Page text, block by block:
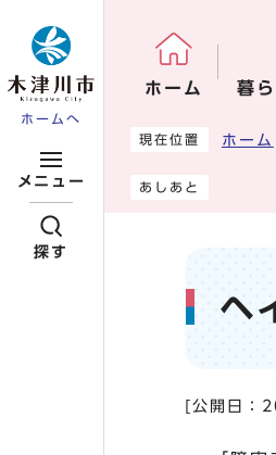
ホームへ
メニュー
探す
ホーム 暮
ここから本文です
現在位置 ホーム
あしあと
ヘ
[公開日：